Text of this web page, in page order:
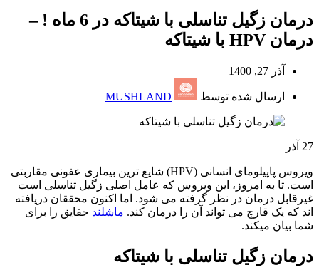
درمان زگیل تناسلی با شیتاکه در 6 ماه ! –
درمان HPV با شیتاکه
آذر 27, 1400
ارسال شده توسط MUSHLAND
27 آذر
ویروس پاپیلومای انسانی (HPV) شایع ترین بیماری عفونی مقاربتی
است. تا به امروز، این ویروس که عامل اصلی زگیل تناسلی است
غیرقابل درمان در نظر گرفته می شود. اما اکنون محققان دریافته
اند که یک قارچ می تواند آن را درمان کند. ماشلند حقایق را برای
شما بیان میکند.
درمان زگیل تناسلی با شیتاکه